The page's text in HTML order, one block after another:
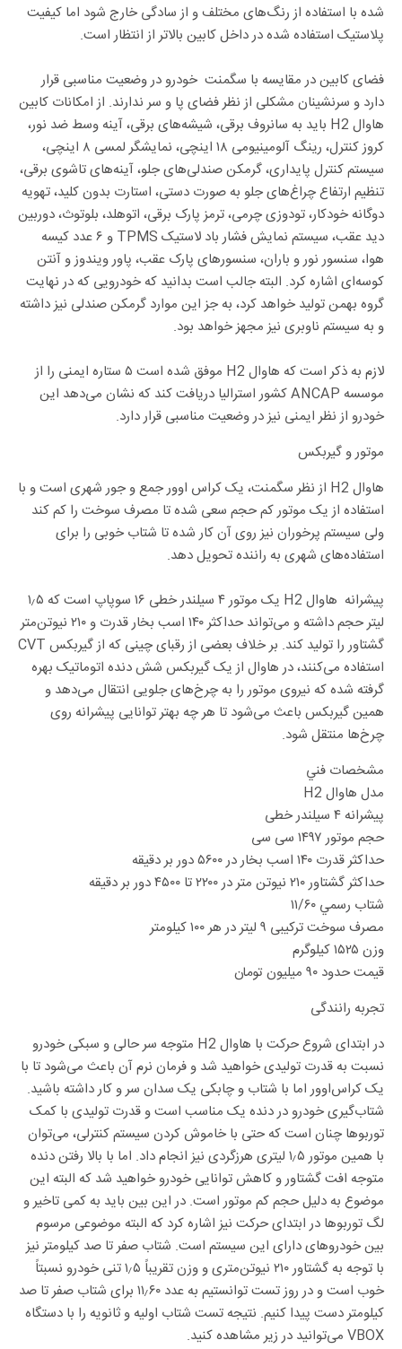
شده با استفاده از رنگ‌های مختلف و از سادگی خارج شود اما کیفیت
پلاستیک استفاده شده در داخل کابین بالاتر از انتظار است.
فضای کابین در مقایسه با سگمنت خودرو در وضعیت مناسبی قرار
دارد و سرنشینان مشکلی از نظر فضای پا و سر ندارند. از امکانات کابین
هاوال H2 باید به سانروف برقی، شیشه‌های برقی، آینه وسط ضد نور،
کروز کنترل، رینگ آلومینیومی ۱۸ اینچی، نمایشگر لمسی ۸ اینچی،
سیستم کنترل پایداری، گرمکن صندلی‌های جلو، آینه‌های تاشوی برقی،
تنظیم ارتفاع چراغ‌های جلو به صورت دستی، استارت بدون کلید، تهویه
دوگانه خودکار، تودوزی چرمی، ترمز پارک برقی، اتوهلد، بلوتوث، دوربین
دید عقب، سیستم نمایش فشار باد لاستیک TPMS و ۶ عدد کیسه
هوا، سنسور نور و باران، سنسورهای پارک عقب، پاور ویندوز و آنتن
کوسه‌ای اشاره کرد. البته جالب است بدانید که خودرویی که در نهایت
گروه بهمن تولید خواهد کرد، به جز این موارد گرمکن صندلی نیز داشته
و به سیستم ناوبری نیز مجهز خواهد بود.
لازم به ذکر است که هاوال H2 موفق شده است ۵ ستاره ایمنی را از
موسسه ANCAP کشور استرالیا دریافت کند که نشان می‌دهد این
خودرو از نظر ایمنی نیز در وضعیت مناسبی قرار دارد.
موتور و گیربکس
هاوال H2 از نظر سگمنت، یک کراس اوور جمع و جور شهری است و با
استفاده از یک موتور کم حجم سعی شده تا مصرف سوخت را کم کند
ولی سیستم پرخوران نیز روی آن کار شده تا شتاب خوبی را برای
استفاده‌های شهری به راننده تحویل دهد.
پیشرانه‌ هاوال H2 یک موتور ۴ سیلندر خطی ۱۶ سوپاپ است که ۱٫۵
لیتر حجم داشته و می‌تواند حداکثر ۱۴۰ اسب بخار قدرت و ۲۱۰ نیوتن‌متر
گشتاور را تولید کند. بر خلاف بعضی از رقبای چینی که از گیربکس CVT
استفاده می‌کنند، در هاوال از یک گیربکس شش دنده اتوماتیک بهره
گرفته شده که نیروی موتور را به چرخ‌های جلویی انتقال می‌دهد و
همین گیربکس باعث می‌شود تا هر چه بهتر توانایی پیشرانه روی
چرخ‌ها منتقل شود.
مشخصات فني
مدل هاوال H2
پيشرانه ۴ سیلندر خطی
حجم موتور ۱۴۹۷ سی سی
حداکثر قدرت ۱۴۰ اسب بخار در ۵۶۰۰ دور بر دقیقه
حداکثر گشتاور ۲۱۰ نیوتن متر در ۲۲۰۰ تا ۴۵۰۰ دور بر دقیقه
شتاب رسمي ۱۱/۶۰
مصرف سوخت ترکيبی ۹ لیتر در هر ۱۰۰ کیلومتر
وزن ۱۵۲۵ کیلوگرم
قيمت حدود ۹۰ میلیون تومان
تجربه رانندگی
در ابتدای شروع حرکت با هاوال H2 متوجه سر حالی و سبکی خودرو
نسبت به قدرت تولیدی خواهید شد و فرمان نرم آن باعث می‌شود تا با
یک کراس‌اوور اما با شتاب و چابکی یک سدان سر و کار داشته باشید.
شتاب‌گیری خودرو در دنده یک مناسب است و قدرت تولیدی با کمک
توربوها چنان است که حتی با خاموش کردن سیستم کنترلی، می‌توان
با همین موتور ۱٫۵ لیتری هرزگردی نیز انجام داد. اما با بالا رفتن دنده
متوجه افت گشتاور و کاهش توانایی خودرو خواهید شد که البته این
موضوع به دلیل حجم کم موتور است. در این بین باید به کمی تاخیر و
لگ توربوها در ابتدای حرکت نیز اشاره کرد که البته موضوعی مرسوم
بین خودروهای دارای این سیستم است. شتاب صفر تا صد کیلومتر نیز
با توجه به گشتاور ۲۱۰ نیوتن‌متری و وزن تقریباً ۱٫۵ تنی خودرو نسبتاً
خوب است و در روز تست توانستیم به عدد ۱۱٫۶۰ برای شتاب صفر تا صد
کیلومتر دست پیدا کنیم. نتیجه تست شتاب اولیه و ثانویه را با دستگاه
VBOX می‌توانید در زیر مشاهده کنید.